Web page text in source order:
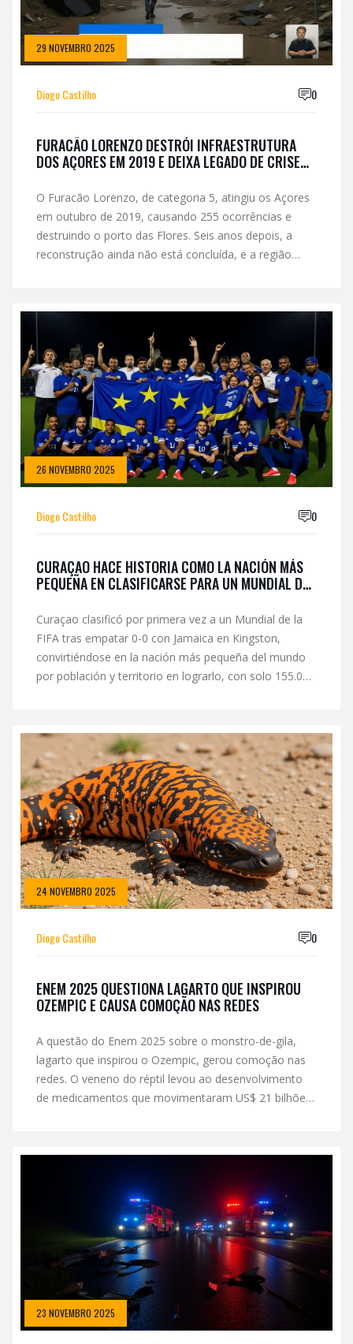
29 NOVEMBRO 2025
Diogo Castilho 0
FURACÃO LORENZO DESTRÓI INFRAESTRUTURA
DOS AÇORES EM 2019 E DEIXA LEGADO DE CRISE
O Furacão Lorenzo, de categoria 5, atingiu os Açores
em outubro de 2019, causando 255 ocorrências e
destruindo o porto das Flores. Seis anos depois, a
reconstrução ainda não está concluída, e a região
26 NOVEMBRO 2025
Diogo Castilho 0
CURAÇAO HACE HISTORIA COMO LA NACIÓN MÁS
PEQUEÑA EN CLASIFICARSE PARA UN MUNDIAL DE
Curaçao clasificó por primera vez a un Mundial de la
FIFA tras empatar 0-0 con Jamaica en Kingston,
convirtiéndose en la nación más pequeña del mundo
por población y territorio en lograrlo, con solo 155.000
24 NOVEMBRO 2025
Diogo Castilho 0
ENEM 2025 QUESTIONA LAGARTO QUE INSPIROU
OZEMPIC E CAUSA COMOÇÃO NAS REDES
A questão do Enem 2025 sobre o monstro-de-gila,
lagarto que inspirou o Ozempic, gerou comoção nas
redes. O veneno do réptil levou ao desenvolvimento
de medicamentos que movimentaram US$ 21 bilhões
23 NOVEMBRO 2025